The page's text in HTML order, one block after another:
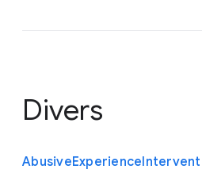
Divers
AbusiveExperience